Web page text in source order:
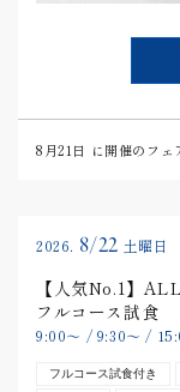
8月21日 に開催のフ
2026. 8/22 土曜日
【人気No.1】
フルコース試食
9:00〜 / 9:30〜 /
フルコース試食付き